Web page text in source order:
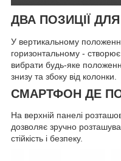
ДВА ПОЗИЦІЇ
У вертикальному
горизонтальному -
вибрати будь-яке
знизу та збоку від колонки.
СМАРТФОН ДЕ
На верхній панелі
дозволяє зручно
стійкість і безпеку.